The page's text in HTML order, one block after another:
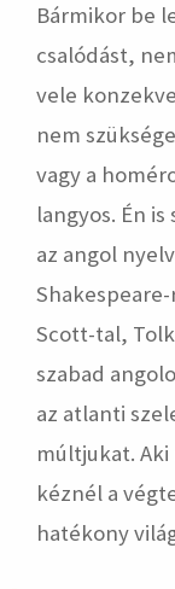
Bármikor be
csalódást,
vele
nem
vagy a
langyos. Én
az angol
Scott-tal,
szabad
az atlanti
múltjukat.
kéznél a
hatékony